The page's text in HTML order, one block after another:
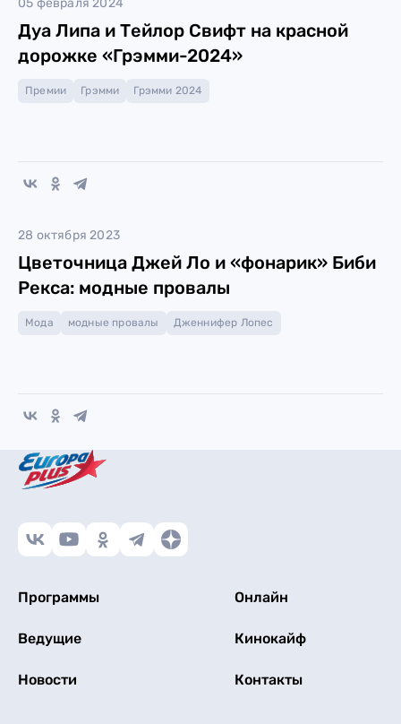
05 февраля 2024
Дуа Липа и Тейлор Свифт на красной
дорожке «Грэмми-2024»
Премии Грэмми Грэмми 2024
28 октября 2023
Цветочница Джей Ло и «фонарик» Биби
Рекса: модные провалы
Мода модные провалы Дженнифер Лопес
Программы Онлайн
Ведущие Кинокайф
Новости Контакты